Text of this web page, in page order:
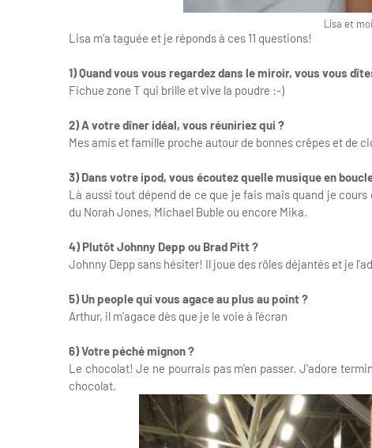
Lisa et
Lisa m'a taguée et je réponds à ces 11 questions!
1) Quand vous vous regardez dans le miroir, vous vous
Fichue zone T qui brille et vive la poudre :-)
2) A votre dîner idéal, vous réuniriez qui ?
Mes amis et famille proche autour de bonnes crêpes et de
3) Dans votre ipod, vous écoutez quelle musique en
Là aussi tout dépend de ce que je fais mais quand je
du Norah Jones, Michael Buble ou encore Mika.
4) Plutôt Johnny Depp ou Brad Pitt ?
Johnny Depp sans hésiter! Il joue des rôles déjantés et je
5) Un people qui vous agace au plus au point ?
Arthur, il m'agace dès que je le voie à l'écran
6) Votre péché mignon ?
Le chocolat! Je ne pourrais pas m'en passer. J'adore
chocolat.